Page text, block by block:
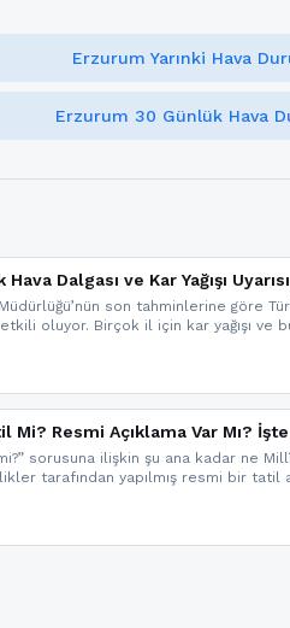
Erzurum Yarınki Hava
Erzurum 30 Günlük Hava
Dalgası ve Kar Yağışı Uyarısı
son tahminlerine göre
oluyor. Birçok il için kar yağışı ve
Mi? Resmi Açıklama Var Mı?
sorusuna ilişkin şu ana kadar ne
tarafından yapılmış resmi bir tatil
şekilde haberdar olmak için sitemizi